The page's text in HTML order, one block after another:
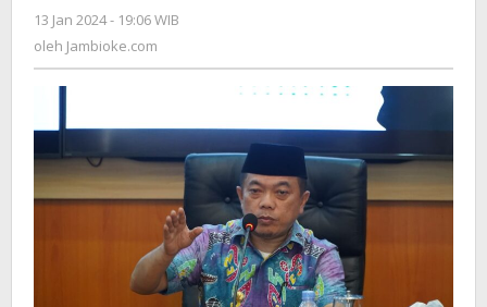
Sungai
13 Jan 2024 - 19:06 WIB
oleh Jambioke.com